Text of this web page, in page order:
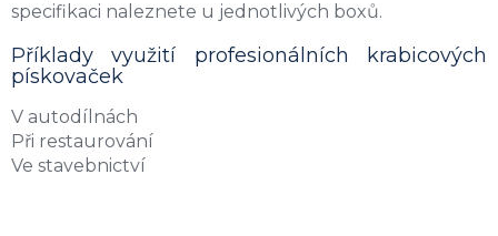
specifikaci naleznete u jednotlivých boxů.
Příklady využití profesionálních krabicových
pískovaček
V autodílnách
Při restaurování
Ve stavebnictví